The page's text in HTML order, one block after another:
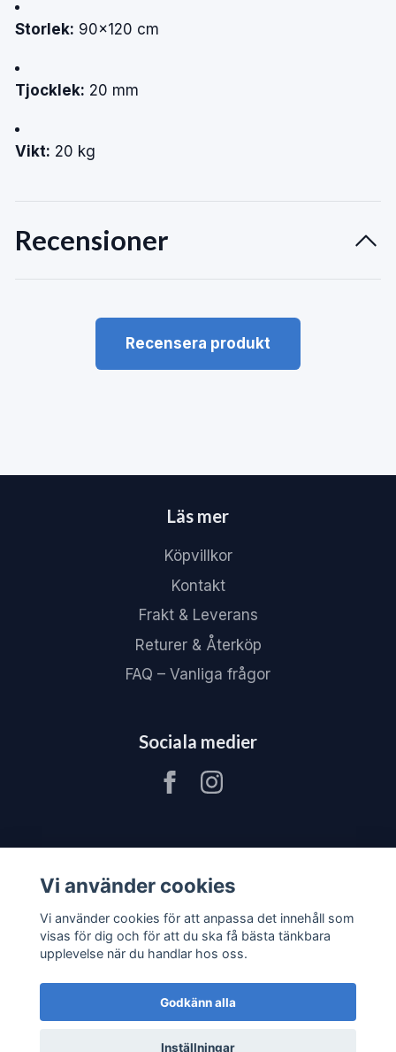
Storlek: 90×120 cm
Tjocklek: 20 mm
Vikt: 20 kg
Recensioner
Recensera produkt
Läs mer
Köpvillkor
Kontakt
Frakt & Leverans
Returer & Återköp
FAQ – Vanliga frågor
Sociala medier
Vi använder cookies
Vi använder cookies för att anpassa det innehåll som
visas för dig och för att du ska få bästa tänkbara
upplevelse när du handlar hos oss.
Godkänn alla
Inställningar